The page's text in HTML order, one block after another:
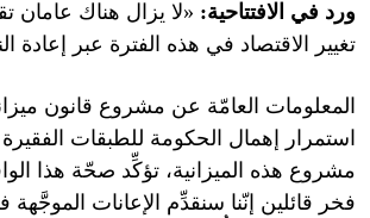
ورد في الافتتاحية: «لا يزال هناك عامان
تغيير الاقتصاد في هذه الفترة عبر إعادة
استمرار إهمال الحكومة للطبقات
مشروع هذه الميزانية، تؤكِّد صحّة هذا
فخر قائلين إنّنا سنقدِّم الإعانات